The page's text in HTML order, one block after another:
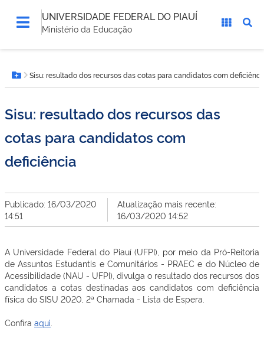
UNIVERSIDADE FEDERAL DO PIAUÍ
Ministério da Educação
está
aqui:Botão Menu
Sisu: resultado dos recursos das cotas para candidatos com
Sisu: resultado dos recursos das
cotas para candidatos com
deficiência
Publicado: 16/03/2020
14:51
Atualização mais recente:
16/03/2020 14:52
A Universidade Federal do Piauí (UFPI), por meio da Pró-Reitoria
de Assuntos Estudantis e Comunitários - PRAEC e do Núcleo de
Acessibilidade (NAU - UFPI), divulga o resultado dos recursos dos
candidatos a cotas destinadas aos candidatos com deficiência
física do SISU 2020, 2ª Chamada - Lista de Espera.
Confira aqui